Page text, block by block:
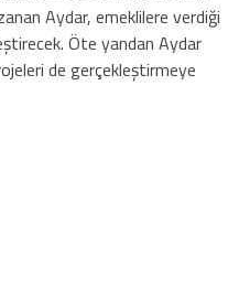
Aydar, emeklilere verdiği
Öte yandan Aydar
de gerçekleştirmeye